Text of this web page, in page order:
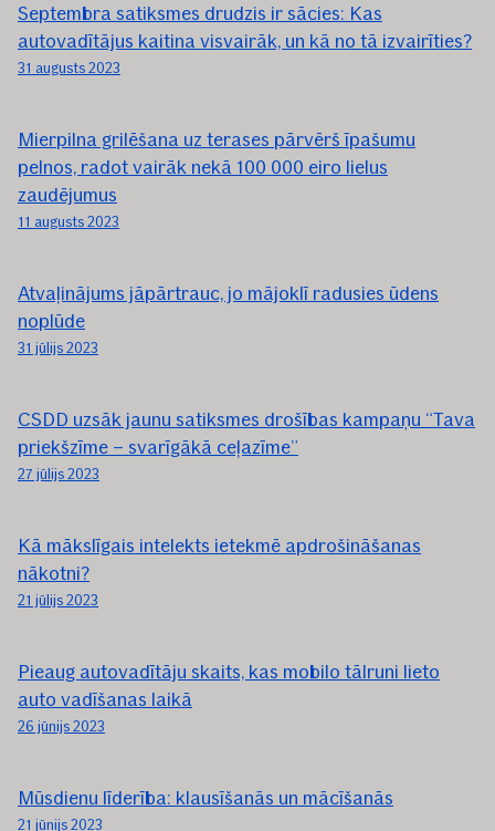
Septembra satiksmes drudzis ir sācies: Kas
autovadītājus kaitina visvairāk, un kā no tā izvairīties?
31 augusts 2023
Mierpilna grilēšana uz terases pārvērš īpašumu
pelnos, radot vairāk nekā 100 000 eiro lielus
zaudējumus
11 augusts 2023
Atvaļinājums jāpārtrauc, jo mājoklī radusies ūdens
noplūde
31 jūlijs 2023
CSDD uzsāk jaunu satiksmes drošības kampaņu “Tava
priekšzīme – svarīgākā ceļazīme”
27 jūlijs 2023
Kā mākslīgais intelekts ietekmē apdrošināšanas
nākotni?
21 jūlijs 2023
Pieaug autovadītāju skaits, kas mobilo tālruni lieto
auto vadīšanas laikā
26 jūnijs 2023
Mūsdienu līderība: klausīšanās un mācīšanās
21 jūnijs 2023